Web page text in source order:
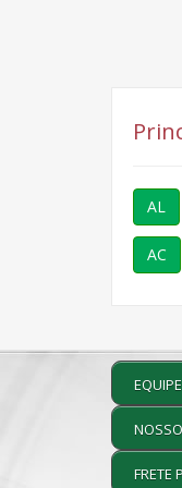
AL
AC
EQUIPE
FRETE